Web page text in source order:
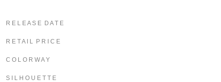
R E L E A S E D A T E
R E T A I L P R I C E
C O L O R W A Y
S I L H O U E T T E